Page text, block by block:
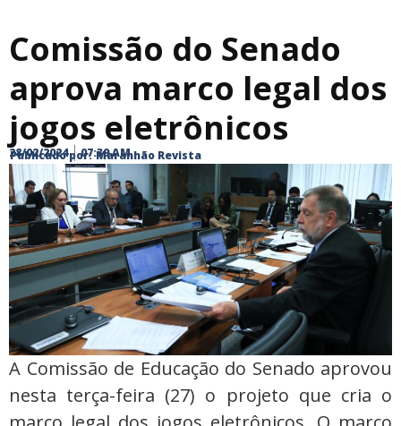
Comissão do Senado
aprova marco legal dos
jogos eletrônicos
Publicado por: Maranhão Revista
28/02/2024 07:39 AM
A Comissão de Educação do Senado aprovou
nesta terça-feira (27) o projeto que cria o